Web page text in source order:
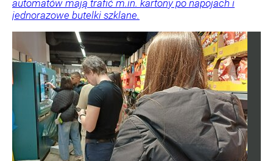
automatów mają trafić m.in. kartony po napojach i
jednorazowe butelki szklane.